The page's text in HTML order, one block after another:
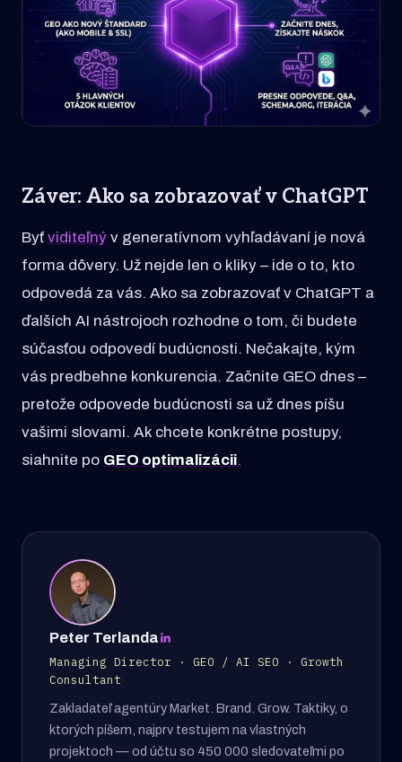
Záver: Ako sa zobrazovať v ChatGPT
Byť viditeľný v generatívnom vyhľadávaní je nová
forma dôvery. Už nejde len o kliky – ide o to, kto
odpovedá za vás. Ako sa zobrazovať v ChatGPT a
ďalších AI nástrojoch rozhodne o tom, či budete
súčasťou odpovedí budúcnosti. Nečakajte, kým
vás predbehne konkurencia. Začnite GEO dnes –
pretože odpovede budúcnosti sa už dnes píšu
vašimi slovami. Ak chcete konkrétne postupy,
siahnite po GEO optimalizácii.
Peter Terlanda
Managing Director · GEO / AI SEO · Growth
Consultant
Zakladateľ agentúry Market. Brand. Grow. Taktiky, o
ktorých píšem, najprv testujem na vlastných
projektoch — od účtu so 450 000 sledovateľmi po